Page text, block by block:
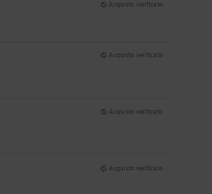
Acquisto verificato
Acquisto verificato
Acquisto verificato
Acquisto verificato